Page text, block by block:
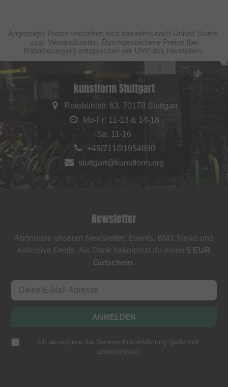
Angezeigte Preise verstehen sich steuerfrei nach United States,
zzgl. Versandkosten. Durchgestrichene Preise (bei
Rabattierungen) entsprechen der UVP des Herstellers.
kunstform Stuttgart
Rotebühlstr. 63, 70178 Stuttgart
Mo-Fr: 11-13 & 14-18
Sa: 11-16
+49/711/21954890
stuttgart@kunstform.org
Newsletter
Abonniere unseren Newsletter: Events, BMX News und
exklusive Deals. Als Dank bekommst du einen 5 EUR
Gutschein.
ANMELDEN
Ich akzeptiere die Datenschutzerklärung (jederzeit
abbestellbar)